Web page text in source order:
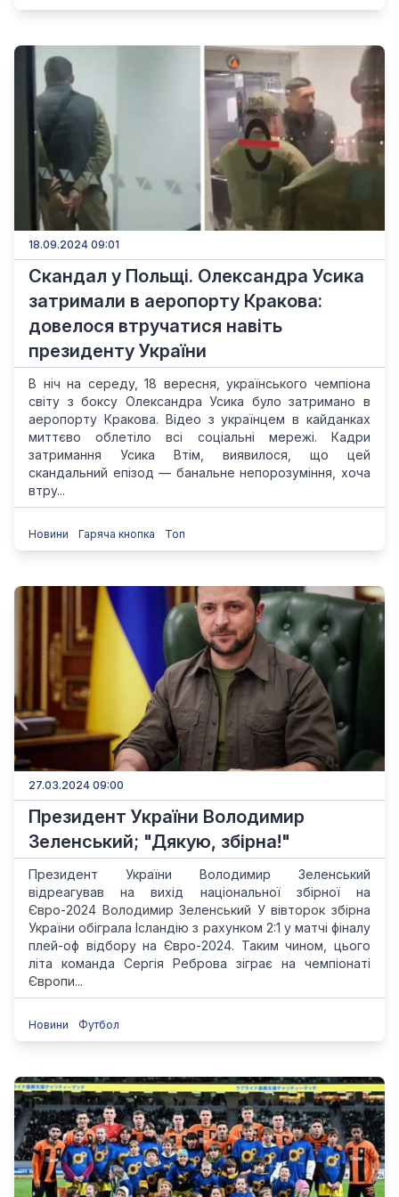
18.09.2024 09:01
Скандал у Польщі. Олександра Усика
затримали в аеропорту Кракова:
довелося втручатися навіть
президенту України
В ніч на середу, 18 вересня, українського чемпіона
світу з боксу Олександра Усика було затримано в
аеропорту Кракова. Відео з українцем в кайданках
миттєво облетіло всі соціальні мережі. Кадри
затримання Усика Втім, виявилося, що цей
скандальний епізод — банальне непорозуміння, хоча
втру...
Новини Гаряча кнопка Топ
27.03.2024 09:00
Президент України Володимир
Зеленський; "Дякую, збірна!"
Президент України Володимир Зеленський
відреагував на вихід національної збірної на
Євро-2024 Володимир Зеленський У вівторок збірна
України обіграла Ісландію з рахунком 2:1 у матчі фіналу
плей-оф відбору на Євро-2024. Таким чином, цього
літа команда Сергія Реброва зіграє на чемпіонаті
Європи...
Новини Футбол